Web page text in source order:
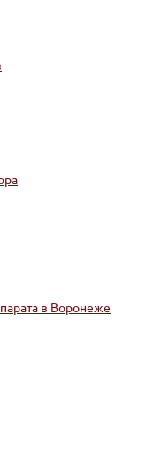
в Воронеже